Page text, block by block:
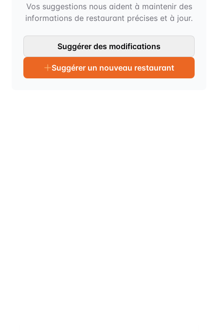
Vos suggestions nous aident à maintenir des
informations de restaurant précises et à jour.
Suggérer des modifications
Suggérer un nouveau restaurant